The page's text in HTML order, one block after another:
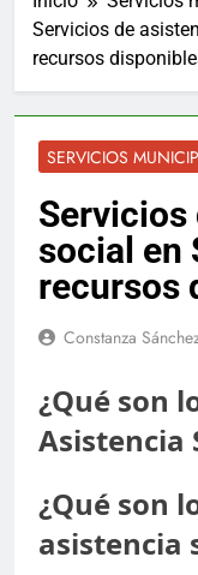
Servicios de
recursos
SERVICIOS
Servicios
social en
recursos
Constanza
¿Qué son
Asistencia
¿Qué son
asistencia